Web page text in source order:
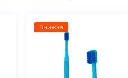
Знижка